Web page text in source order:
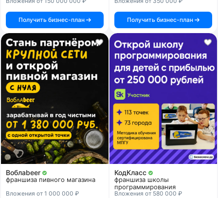
кухни
Получить бизнес-план Получить бизнес-план
Воблаbeer
франшиза пивного магазина
Вложения от 1 000 000 ₽
КодКласс
франшиза школы
программирования
Вложения от 580 000 ₽